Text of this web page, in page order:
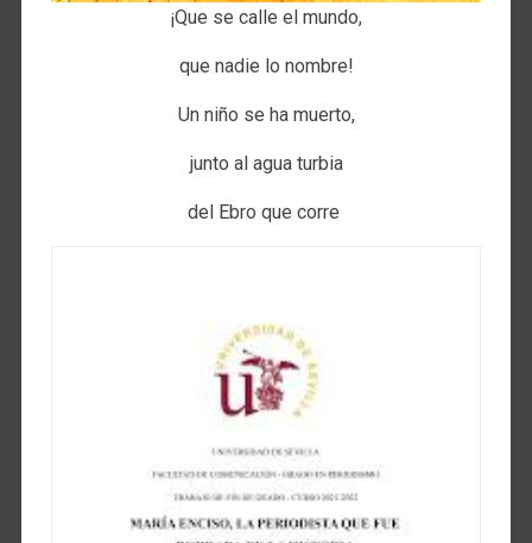
¡Que se calle el mundo,
que nadie lo nombre!
Un niño se ha muerto,
junto al agua turbia
del Ebro que corre